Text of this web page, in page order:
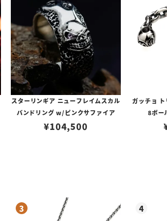
スターリンギア ニューフレイムスカル
バンドリング w/ピンクサファイア
¥104,500
ガッチョ
8ボー